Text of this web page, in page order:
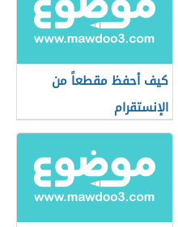
كيف أحفظ مقطعاً من
الإنستقرام